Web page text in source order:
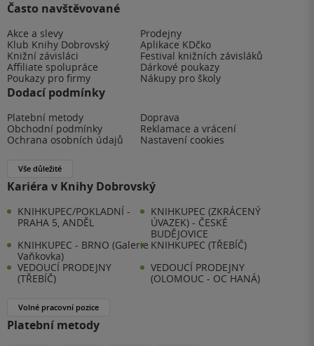
Často navštěvované
Akce a slevy
Prodejny
Klub Knihy Dobrovský
Aplikace KDčko
Knižní závisláci
Festival knižních závisláků
Affiliate spolupráce
Dárkové poukazy
Poukazy pro firmy
Nákupy pro školy
Dodací podmínky
Platební metody
Doprava
Obchodní podmínky
Reklamace a vrácení
Ochrana osobních údajů
Nastavení cookies
Vše důležité
Kariéra v Knihy Dobrovský
KNIHKUPEC/POKLADNÍ -
PRAHA 5, ANDĚL
KNIHKUPEC (ZKRÁCENÝ
ÚVAZEK) - ČESKÉ
BUDĚJOVICE
KNIHKUPEC - BRNO (Galerie
Vaňkovka)
KNIHKUPEC (TŘEBÍČ)
VEDOUCÍ PRODEJNY
(TŘEBÍČ)
VEDOUCÍ PRODEJNY
(OLOMOUC - OC HANÁ)
Volné pracovní pozice
Platební metody